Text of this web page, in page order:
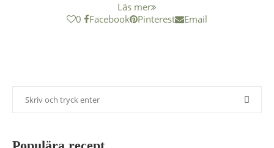
Läs mer
0
Facebook Pinterest Email